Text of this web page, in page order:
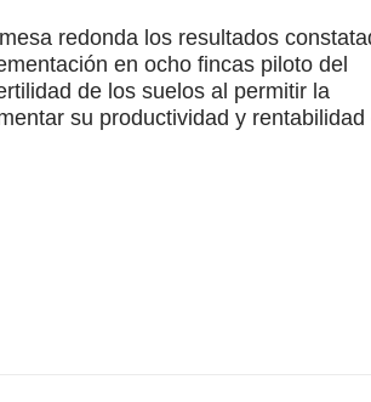
redonda los resultados
en ocho fincas piloto del
de los suelos al permitir la
su productividad y rentabilidad